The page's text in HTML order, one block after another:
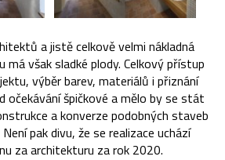
a jistě celkově velmi nákladná
má však sladké plody. Celkový přístup
výběr barev, materiálů i přiznání
očekávání špičkové a mělo by se stát
a konverze podobných staveb
pak divu, že se realizace uchází
za architekturu za rok 2020.